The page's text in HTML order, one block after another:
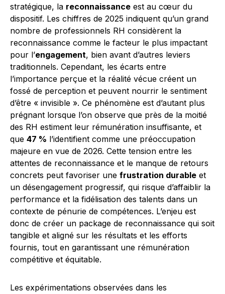
stratégique, la reconnaissance est au cœur du
dispositif. Les chiffres de 2025 indiquent qu’un grand
nombre de professionnels RH considèrent la
reconnaissance comme le facteur le plus impactant
pour l’engagement, bien avant d’autres leviers
traditionnels. Cependant, les écarts entre
l’importance perçue et la réalité vécue créent un
fossé de perception et peuvent nourrir le sentiment
d’être « invisible ». Ce phénomène est d’autant plus
prégnant lorsque l’on observe que près de la moitié
des RH estiment leur rémunération insuffisante, et
que 47 % l’identifient comme une préoccupation
majeure en vue de 2026. Cette tension entre les
attentes de reconnaissance et le manque de retours
concrets peut favoriser une frustration durable et
un désengagement progressif, qui risque d’affaiblir la
performance et la fidélisation des talents dans un
contexte de pénurie de compétences. L’enjeu est
donc de créer un package de reconnaissance qui soit
tangible et aligné sur les résultats et les efforts
fournis, tout en garantissant une rémunération
compétitive et équitable.
Les expérimentations observées dans les